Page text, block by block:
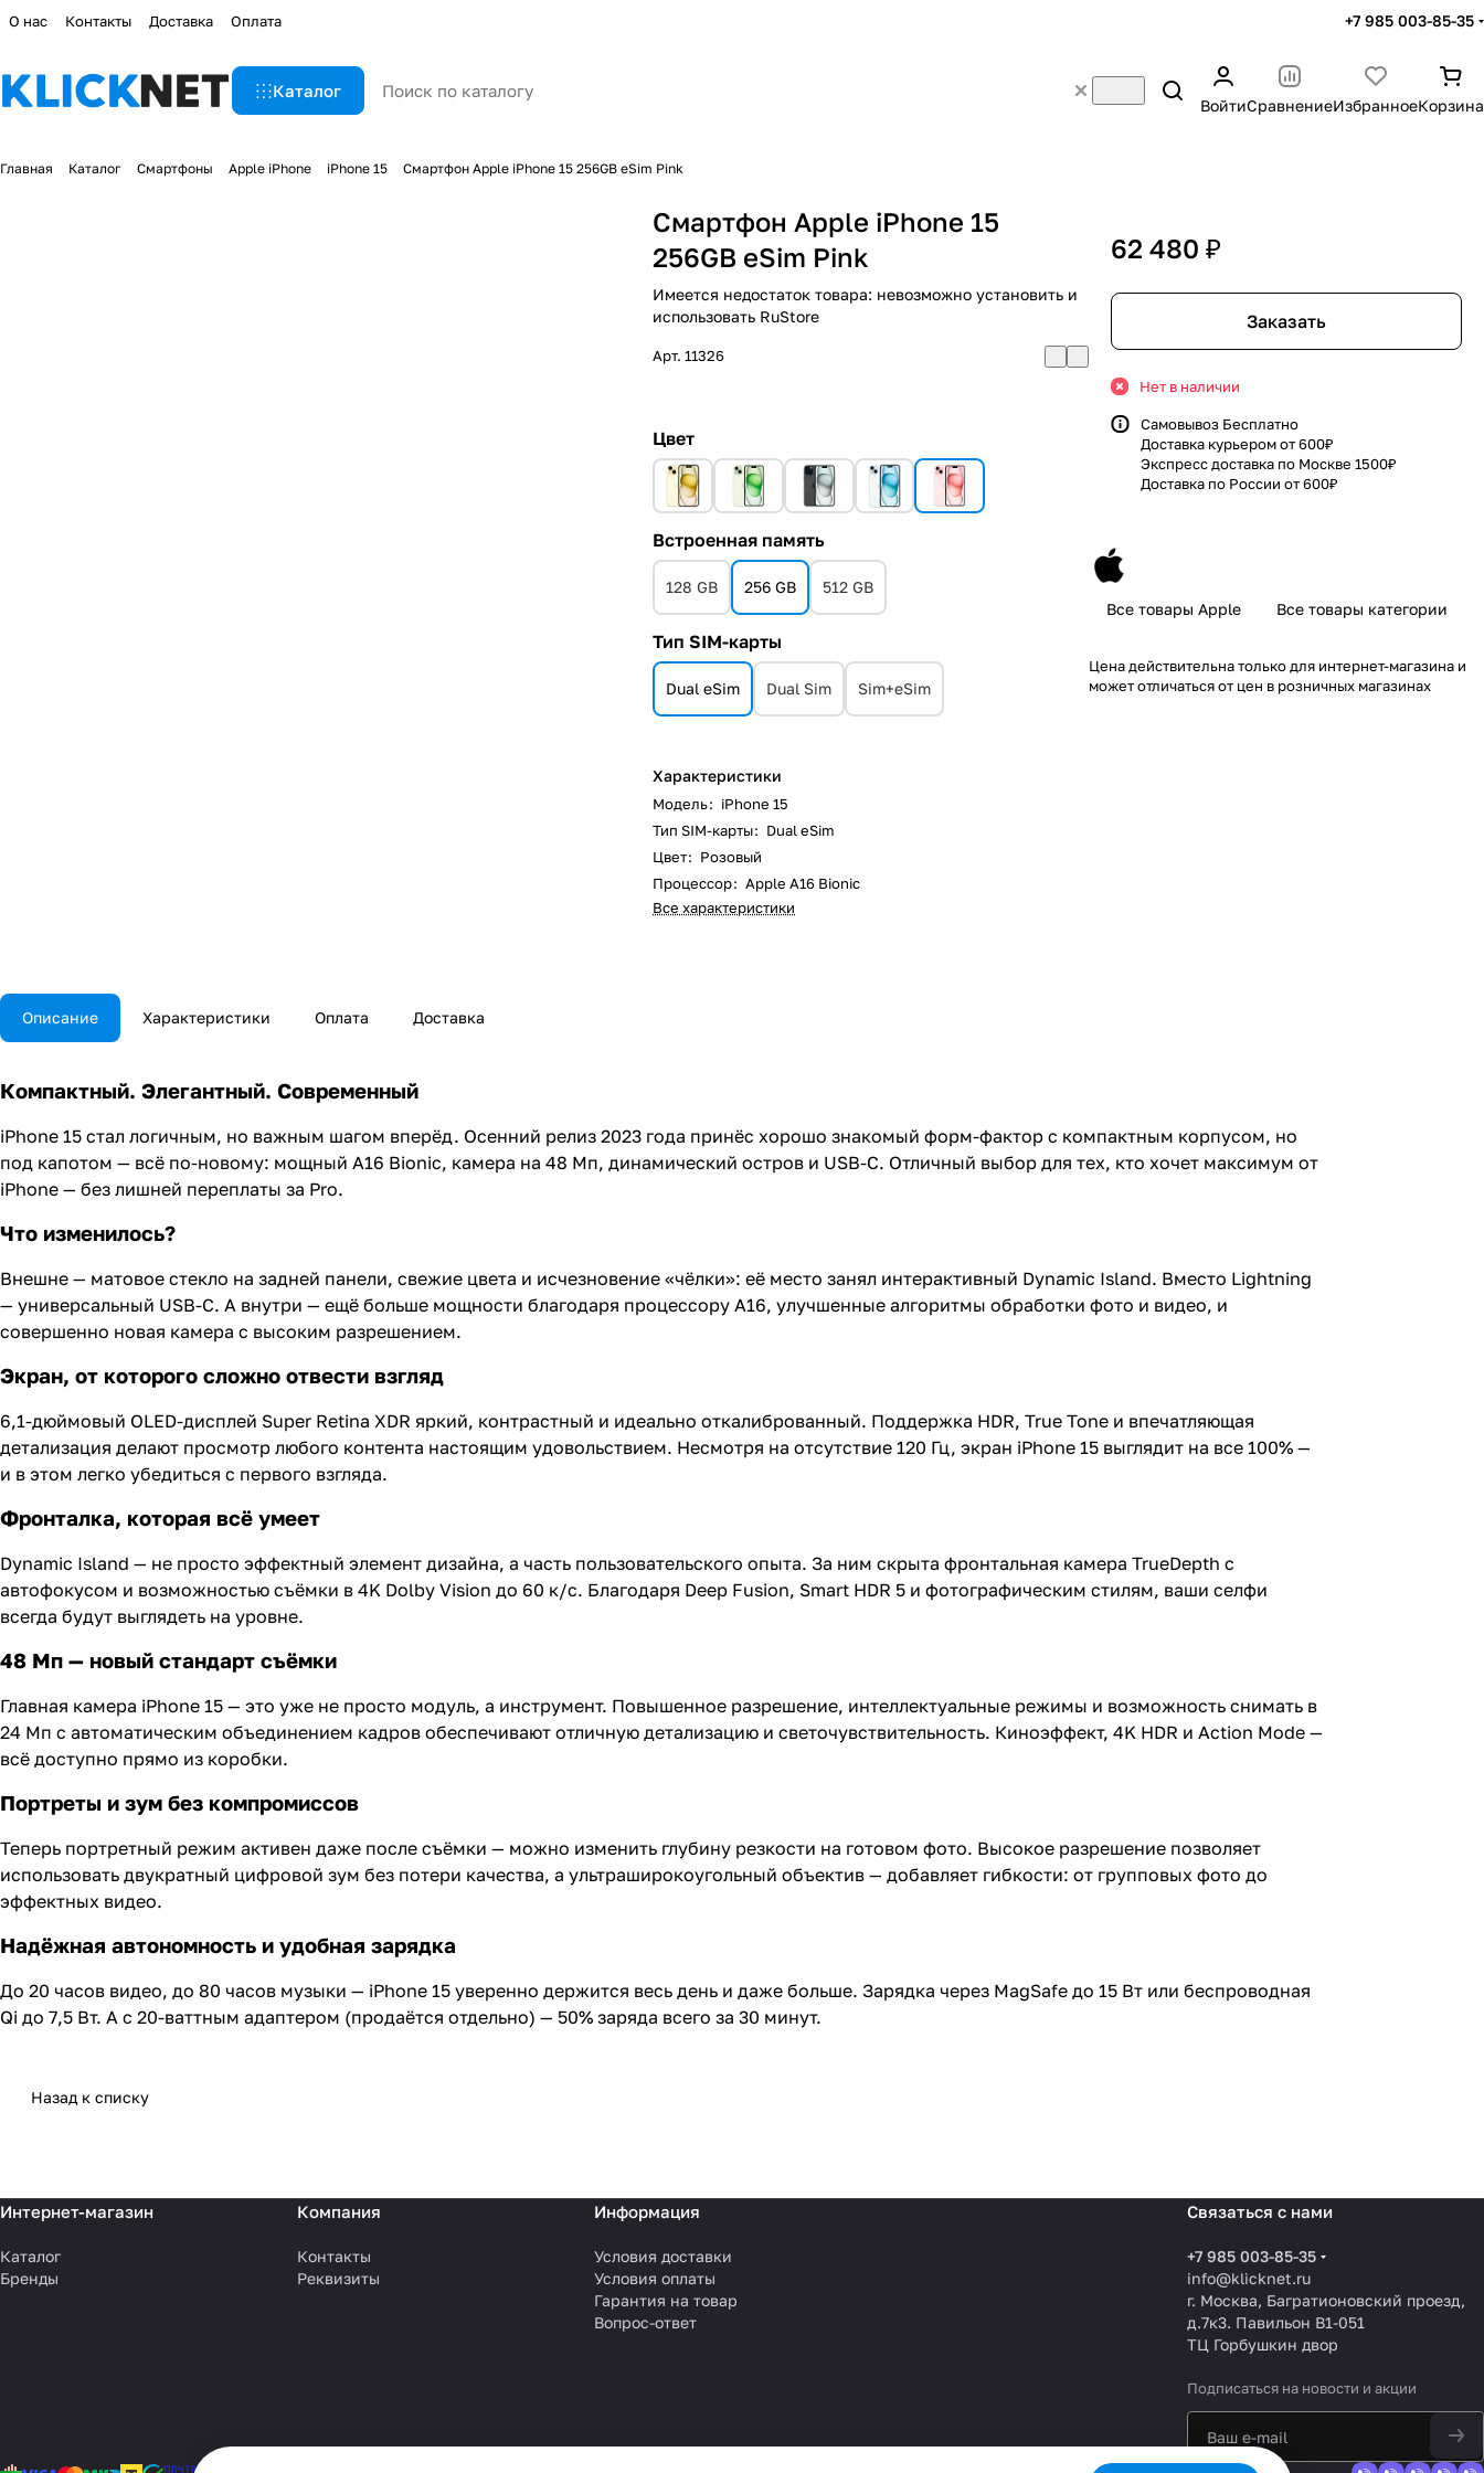
О нас Контакты Доставка Оплата +7 985 003-85-35
Каталог
ВойтиСравнениеИзбранноеКорзина
Главная Каталог Смартфоны Apple iPhone iPhone 15 Смартфон Apple iPhone 15 256GB eSim Pink
Смартфон Apple iPhone 15
256GB eSim Pink
Имеется недостаток товара: невозможно установить и
использовать RuStore
Арт.11326
Цвет
Встроенная память
128 GB 256 GB 512 GB
Тип SIM-карты
Dual eSim Dual Sim Sim+eSim
Характеристики
Модель: iPhone 15
Тип SIM-карты: Dual eSim
Цвет: Розовый
Процессор: Apple A16 Bionic
Все характеристики
62 480 ₽
Заказать
Нет в наличии
Самовывоз Бесплатно
Доставка курьером от 600₽
Экспресс доставка по Москве 1500₽
Доставка по России от 600₽
Все товары Apple Все товары категории
Цена действительна только для интернет-магазина и
может отличаться от цен в розничных магазинах
Описание Характеристики Оплата Доставка
Компактный. Элегантный. Современный
iPhone 15 стал логичным, но важным шагом вперёд. Осенний релиз 2023 года принёс хорошо знакомый форм-фактор с компактным корпусом, но
под капотом — всё по-новому: мощный A16 Bionic, камера на 48 Мп, динамический остров и USB-C. Отличный выбор для тех, кто хочет максимум от
iPhone — без лишней переплаты за Pro.
Что изменилось?
Внешне — матовое стекло на задней панели, свежие цвета и исчезновение «чёлки»: её место занял интерактивный Dynamic Island. Вместо Lightning
— универсальный USB-C. А внутри — ещё больше мощности благодаря процессору A16, улучшенные алгоритмы обработки фото и видео, и
совершенно новая камера с высоким разрешением.
Экран, от которого сложно отвести взгляд
6,1-дюймовый OLED-дисплей Super Retina XDR яркий, контрастный и идеально откалиброванный. Поддержка HDR, True Tone и впечатляющая
детализация делают просмотр любого контента настоящим удовольствием. Несмотря на отсутствие 120 Гц, экран iPhone 15 выглядит на все 100% —
и в этом легко убедиться с первого взгляда.
Фронталка, которая всё умеет
Dynamic Island — не просто эффектный элемент дизайна, а часть пользовательского опыта. За ним скрыта фронтальная камера TrueDepth с
автофокусом и возможностью съёмки в 4K Dolby Vision до 60 к/с. Благодаря Deep Fusion, Smart HDR 5 и фотографическим стилям, ваши селфи
всегда будут выглядеть на уровне.
48 Мп — новый стандарт съёмки
Главная камера iPhone 15 — это уже не просто модуль, а инструмент. Повышенное разрешение, интеллектуальные режимы и возможность снимать в
24 Мп с автоматическим объединением кадров обеспечивают отличную детализацию и светочувствительность. Киноэффект, 4K HDR и Action Mode —
всё доступно прямо из коробки.
Портреты и зум без компромиссов
Теперь портретный режим активен даже после съёмки — можно изменить глубину резкости на готовом фото. Высокое разрешение позволяет
использовать двукратный цифровой зум без потери качества, а ультраширокоугольный объектив — добавляет гибкости: от групповых фото до
эффектных видео.
Надёжная автономность и удобная зарядка
До 20 часов видео, до 80 часов музыки — iPhone 15 уверенно держится весь день и даже больше. Зарядка через MagSafe до 15 Вт или беспроводная
Qi до 7,5 Вт. А с 20-ваттным адаптером (продаётся отдельно) — 50% заряда всего за 30 минут.
Назад к списку
Интернет-магазин
Каталог
Бренды
Компания
Контакты
Реквизиты
Информация
Условия доставки
Условия оплаты
Гарантия на товар
Вопрос-ответ
Связаться с нами
+7 985 003-85-35
info@klicknet.ru
г. Москва, Багратионовский проезд,
д.7к3. Павильон B1-051
ТЦ Горбушкин двор
Подписаться на новости и акции